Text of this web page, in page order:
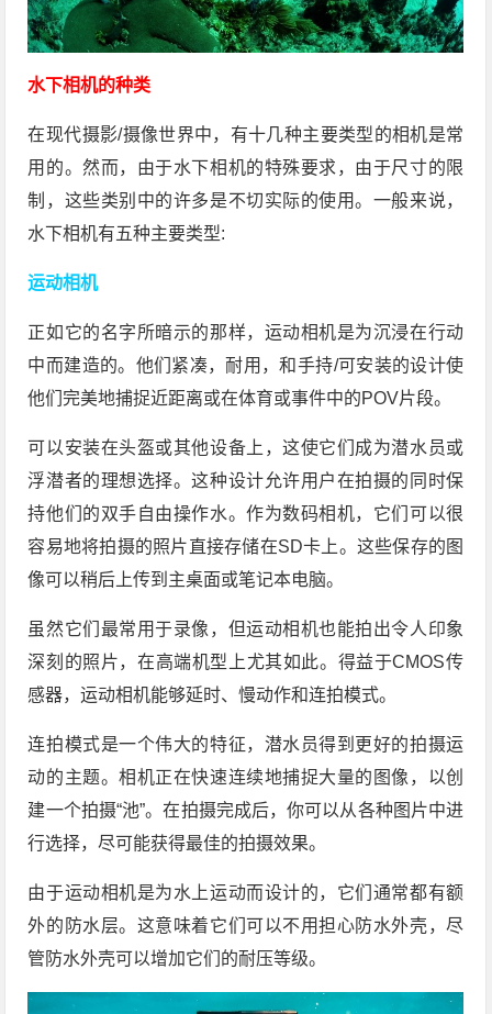
水下相机的种类
在现代摄影/摄像世界中，有十几种主要类型的相机是常
用的。然而，由于水下相机的特殊要求，由于尺寸的限
制，这些类别中的许多是不切实际的使用。一般来说，
水下相机有五种主要类型:
运动相机
正如它的名字所暗示的那样，运动相机是为沉浸在行动
中而建造的。他们紧凑，耐用，和手持/可安装的设计使
他们完美地捕捉近距离或在体育或事件中的POV片段。
可以安装在头盔或其他设备上，这使它们成为潜水员或
浮潜者的理想选择。这种设计允许用户在拍摄的同时保
持他们的双手自由操作水。作为数码相机，它们可以很
容易地将拍摄的照片直接存储在SD卡上。这些保存的图
像可以稍后上传到主桌面或笔记本电脑。
虽然它们最常用于录像，但运动相机也能拍出令人印象
深刻的照片，在高端机型上尤其如此。得益于CMOS传
感器，运动相机能够延时、慢动作和连拍模式。
连拍模式是一个伟大的特征，潜水员得到更好的拍摄运
动的主题。相机正在快速连续地捕捉大量的图像，以创
建一个拍摄“池”。在拍摄完成后，你可以从各种图片中进
行选择，尽可能获得最佳的拍摄效果。
由于运动相机是为水上运动而设计的，它们通常都有额
外的防水层。这意味着它们可以不用担心防水外壳，尽
管防水外壳可以增加它们的耐压等级。